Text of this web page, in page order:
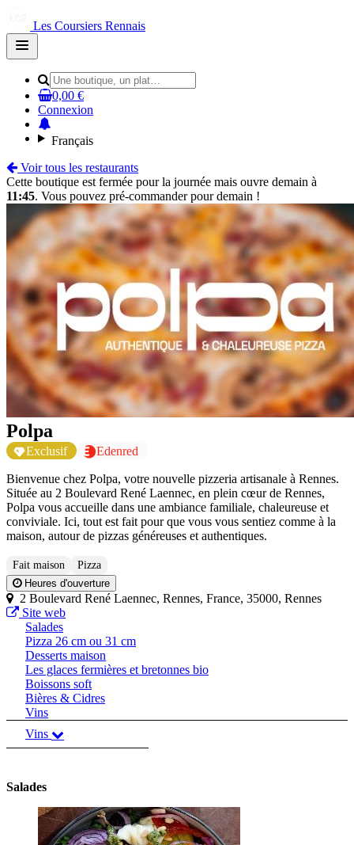
Les Coursiers Rennais
Open
main
0,00 €
Connexion
Français
Voir tous les restaurants
Cette boutique est fermée pour la journée mais ouvre demain à
11:45. Vous pouvez pré-commander pour demain !
Polpa
Exclusif Edenred
Bienvenue chez Polpa, votre nouvelle pizzeria artisanale à Rennes.
Située au 2 Boulevard René Laennec, en plein cœur de Rennes,
Polpa vous accueille dans une ambiance familiale, chaleureuse et
conviviale. Ici, tout est fait pour que vous vous sentiez comme à la
maison, autour de pizzas généreuses et authentiques.
Fait maison
Pizza
Heures d'ouverture
2 Boulevard René Laennec, Rennes, France, 35000, Rennes
Site web
Salades
Pizza 26 cm ou 31 cm
Desserts maison
Les glaces fermières et bretonnes bio
Boissons soft
Bières & Cidres
Vins
Vins
Salades